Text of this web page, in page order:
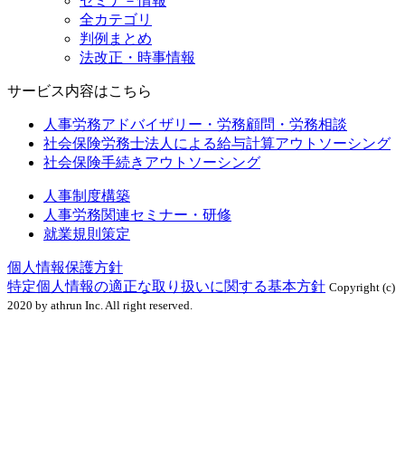
全カテゴリ
判例まとめ
法改正・時事情報
サービス内容はこちら
人事労務アドバイザリー・労務顧問・労務相談
社会保険労務士法人による給与計算アウトソーシング
社会保険手続きアウトソーシング
人事制度構築
人事労務関連セミナー・研修
就業規則策定
個人情報保護方針
特定個人情報の適正な取り扱いに関する基本方針 Copyright (c)
2020 by athrun Inc. All right reserved.